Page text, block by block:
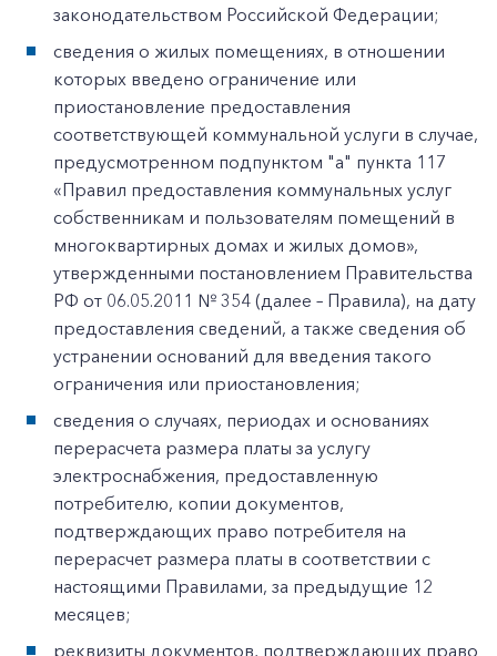
законодательством Российской Федерации;
сведения о жилых помещениях, в отношении
которых введено ограничение или
приостановление предоставления
соответствующей коммунальной услуги в случае,
предусмотренном подпунктом "а" пункта 117
«Правил предоставления коммунальных услуг
собственникам и пользователям помещений в
многоквартирных домах и жилых домов»,
утвержденными постановлением Правительства
РФ от 06.05.2011 № 354 (далее – Правила), на дату
предоставления сведений, а также сведения об
устранении оснований для введения такого
ограничения или приостановления;
сведения о случаях, периодах и основаниях
перерасчета размера платы за услугу
электроснабжения, предоставленную
потребителю, копии документов,
подтверждающих право потребителя на
перерасчет размера платы в соответствии с
настоящими Правилами, за предыдущие 12
месяцев;
реквизиты документов, подтверждающих право